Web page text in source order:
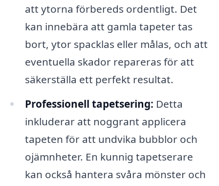
att ytorna förbereds ordentligt. Det
kan innebära att gamla tapeter tas
bort, ytor spacklas eller målas, och att
eventuella skador repareras för att
säkerställa ett perfekt resultat.
Professionell tapetsering: Detta
inkluderar att noggrant applicera
tapeten för att undvika bubblor och
ojämnheter. En kunnig tapetserare
kan också hantera svåra mönster och